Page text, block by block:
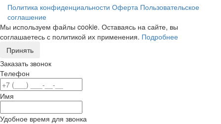
Политика конфиденциальности Оферта Пользовательское
соглашение
Мы используем файлы cookie. Оставаясь на сайте, вы
соглашаетесь с политикой их применения. Подробнее
Принять
Заказать звонок
Телефон
Имя
Удобное время для звонка